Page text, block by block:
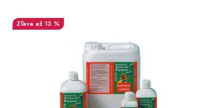
MICROGREENS
Hodnotenie obchodu O nákupu
Blog
Obchodné podmienky
Predávané značky
Kontakt
Podmienky o ochrane osobných údajov
až 13 %